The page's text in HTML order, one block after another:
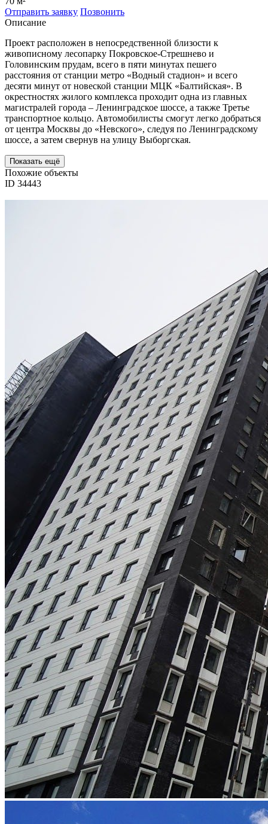
Отправить заявку Позвонить
Описание
Проект расположен в непосредственной близости к
живописному лесопарку Покровское-Стрешнево и
Головинским прудам, всего в пяти минутах пешего
расстояния от станции метро «Водный стадион» и всего
десяти минут от новеской станции МЦК «Балтийская». В
окрестностях жилого комплекса проходит одна из главных
магистралей города – Ленинградское шоссе, а также Третье
транспортное кольцо. Автомобилисты смогут легко добраться
от центра Москвы до «Невского», следуя по Ленинградскому
шоссе, а затем свернув на улицу Выборгская.
Показать ещё
Похожие объекты
ID 34443